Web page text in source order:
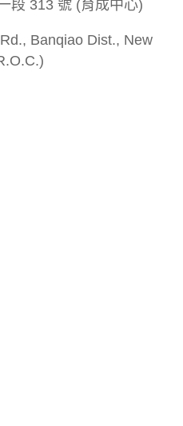
段 313 號 (育成中心)
Banqiao Dist., New